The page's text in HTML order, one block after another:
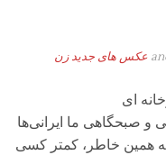
عکس های جدید زن
ای
صبحگاهی ما ایرانی‌ها
همین خاطر، كمتر كسی